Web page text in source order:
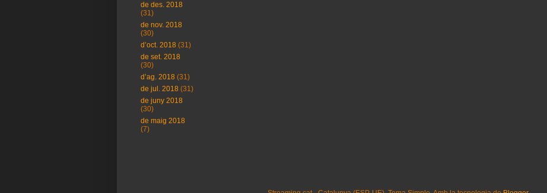
de des. 2018
(31)
de nov. 2018
(30)
d’oct. 2018 (31)
de set. 2018
(30)
d’ag. 2018 (31)
de jul. 2018 (31)
de juny 2018
(30)
de maig 2018
(7)